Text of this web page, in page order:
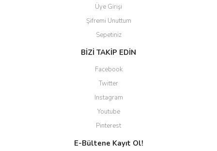
Üye Girişi
Şifremi Unuttum
Sepetiniz
BİZİ TAKİP EDİN
Facebook
Twitter
Instagram
Youtube
Pinterest
E-Bültene Kayıt Ol!